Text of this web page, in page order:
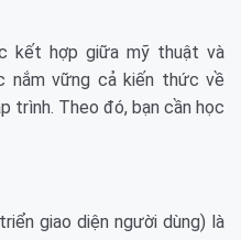
kết hợp giữa mỹ thuật và
nắm vững cả kiến thức về
trình. Theo đó, bạn cần học
giao diện người dùng) là